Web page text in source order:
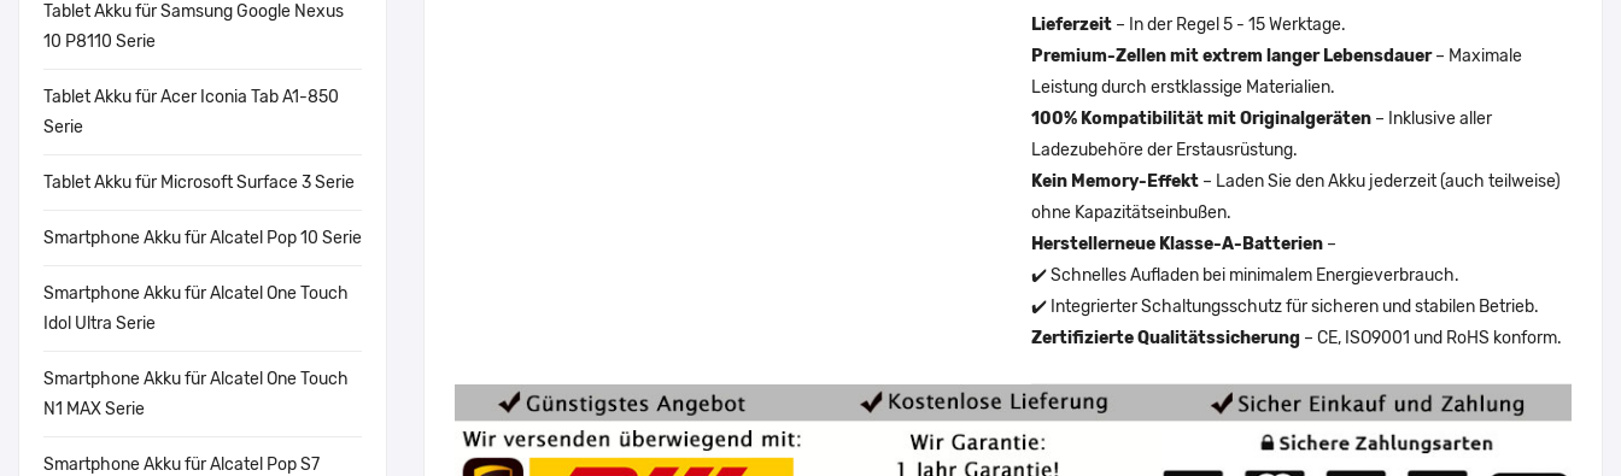
Tablet Akku für Samsung Google Nexus
10 P8110 Serie
Tablet Akku für Acer Iconia Tab A1-850
Serie
Tablet Akku für Microsoft Surface 3 Serie
Smartphone Akku für Alcatel Pop 10 Serie
Smartphone Akku für Alcatel One Touch
Idol Ultra Serie
Smartphone Akku für Alcatel One Touch
N1 MAX Serie
Smartphone Akku für Alcatel Pop S7
Lieferzeit – In der Regel 5 - 15 Werktage.
Premium-Zellen mit extrem langer Lebensdauer– Maximale
Leistung durch erstklassige Materialien.
100% Kompatibilität mit Originalgeräten – Inklusive aller
Ladezubehöre der Erstausrüstung.
Kein Memory-Effekt – Laden Sie den Akku jederzeit (auch teilweise)
ohne Kapazitätseinbußen.
Herstellerneue Klasse-A-Batterien –
✔️ Schnelles Aufladen bei minimalem Energieverbrauch.
✔️ Integrierter Schaltungsschutz für sicheren und stabilen Betrieb.
Zertifizierte Qualitätssicherung – CE, ISO9001 und RoHS konform.